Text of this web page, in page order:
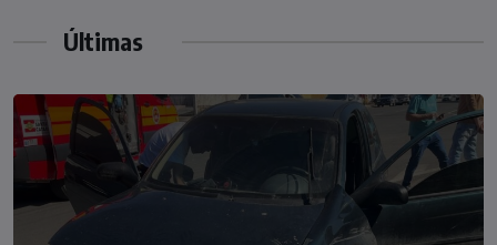
Últimas